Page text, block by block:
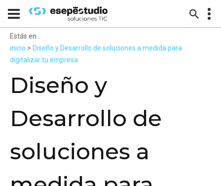
Estás en...
inicio > Diseño y Desarrollo de soluciones a medida para
digitalizar tu empresa
Diseño y
Desarrollo de
soluciones a